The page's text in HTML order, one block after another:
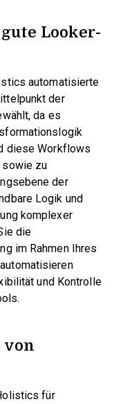
Looker-
automatisierte
der
da es
diese Workflows
sowie zu
der
Logik und
komplexer
die
im Rahmen Ihres
und Kontrolle
für